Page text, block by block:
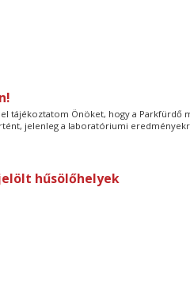
tájékoztatom Önöket, hogy a Parkfürdő
jelenleg a laboratóriumi
hűsölőhelyek